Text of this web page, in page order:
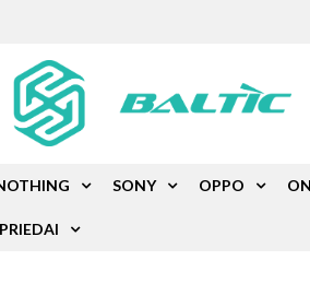
SONY OPPO
PRIEDAI